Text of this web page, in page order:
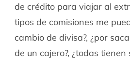
de crédito para viajar al
tipos de comisiones me
cambio de divisa?, ¿por
de un cajero?, ¿todas